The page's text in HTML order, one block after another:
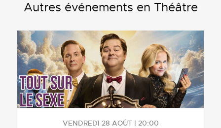
Autres événements en Théâtre
VENDREDI 28 AOÛT | 20:00